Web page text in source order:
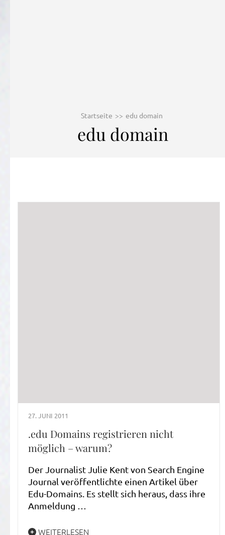
Startseite >> edu domain
edu domain
27. JUNI 2011
.edu Domains registrieren nicht
möglich – warum?
Der Journalist Julie Kent von Search Engine
Journal veröffentlichte einen Artikel über
Edu-Domains. Es stellt sich heraus, dass ihre
Anmeldung …
WEITERLESEN